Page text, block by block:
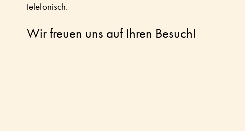
telefonisch.
Wir freuen uns auf Ihren Besuch!